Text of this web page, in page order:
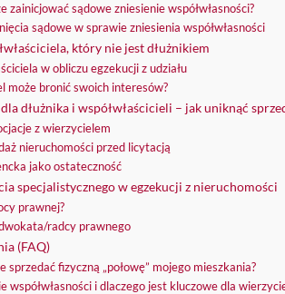
zainicjować sądowe zniesienie współwłasności?
sądowe w sprawie zniesienia współwłasności
który nie jest dłużnikiem
w obliczu egzekucji z udziału
może bronić swoich interesów?
dłużnika i współwłaścicieli – jak uniknąć
z wierzycielem
nieruchomości przed licytacją
jako ostateczność
specjalistycznego w egzekucji z nieruchomości
prawnej?
radcy prawnego
(FAQ)
sprzedać fizyczną „połowę” mojego mieszkania?
współwłasności i dlaczego jest kluczowe dla